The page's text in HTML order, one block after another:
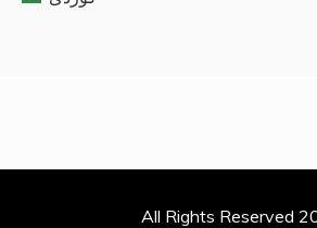
All Rights Reserved